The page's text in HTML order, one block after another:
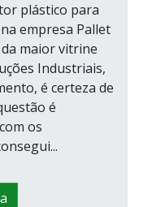
plástico para
empresa Pallet
da maior vitrine
Industriais,
é certeza de
é
os